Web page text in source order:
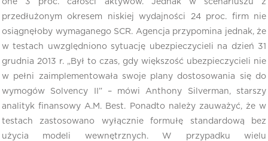
one 3 proc. całości aktywów. Jednak w scenariuszu z
przedłużonym okresem niskiej wydajności 24 proc. firm nie
osiągnęłoby wymaganego SCR. Agencja przypomina jednak, że
w testach uwzględniono sytuację ubezpieczycieli na dzień 31
grudnia 2013 r. „Był to czas, gdy większość ubezpieczycieli nie
w pełni zaimplementowała swoje plany dostosowania się do
wymogów Solvency II” – mówi Anthony Silverman, starszy
analityk finansowy A.M. Best. Ponadto należy zauważyć, że w
testach zastosowano wyłącznie formułę standardową bez
użycia modeli wewnętrznych. W przypadku wielu